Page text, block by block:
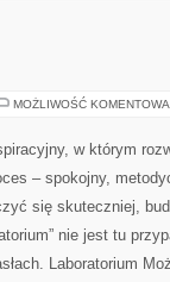
MOŻLIWOŚĆ
w którym
– spokojny,
się skuteczniej,
nie jest tu
Laboratorium